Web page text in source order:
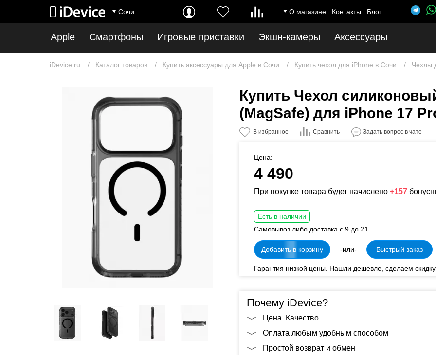
Сочи О магазине Контакты Блог
Apple Смартфоны Игровые приставки Экшн-камеры Аксессуары
iDevice.ru Каталог товаров Купить аксессуары для Apple в Сочи Купить чехол для iPhone в Сочи Чехлы
Купить Чехол
(MagSafe) для iPhone 17
В избранное Сравнить Задать вопрос в чате
Цена:
4 490
При покупке товара будет начислено +157
Есть в наличии
Самовывоз либо доставка с 9 до 21
Добавить в корзину -или- Быстрый заказ
Гарантия низкой цены. Нашли дешевле, сделаем
Почему iDevice?
Цена. Качество.
Оплата любым удобным способом
Простой возврат и обмен